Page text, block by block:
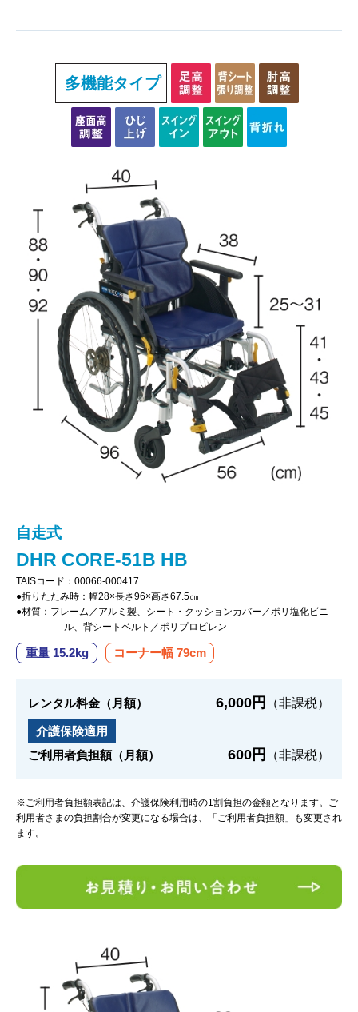
多機能タイプ
自走式
DHR CORE-51B HB
TAISコード：00066-000417
●折りたたみ時：幅28×長さ96×高さ67.5㎝
●材質：フレーム／アルミ製、シート・クッションカバー／ポリ塩化ビニ
ル、背シートベルト／ポリプロピレン
重量 15.2kg コーナー幅 79cm
レンタル料金（月額） 6,000円 （非課税）
介護保険適用
ご利用者負担額（月額）
600円 （非課税）
※ご利用者負担額表記は、介護保険利用時の1割負担の金額となります。ご
利用者さまの負担割合が変更になる場合は、「ご利用者負担額」も変更され
ます。